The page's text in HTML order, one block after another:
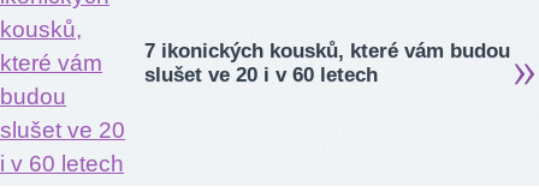
7 ikonických kousků, které vám budou
slušet ve 20 i v 60 letech